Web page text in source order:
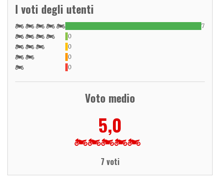
I voti degli utenti
7
0
0
0
0
Voto medio
5,0
7 voti